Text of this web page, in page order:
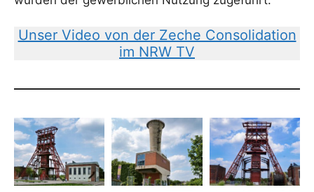
Unser Video von der Zeche Consolidation
im NRW TV